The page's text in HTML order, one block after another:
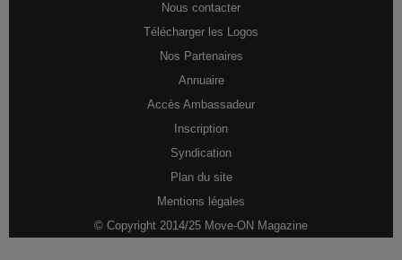
Nous contacter
Télécharger les Logos
Nos Partenaires
Annuaire
Accès Ambassadeur
Inscription
Syndication
Plan du site
Mentions légales
© Copyright 2014/25 Move-ON Magazine